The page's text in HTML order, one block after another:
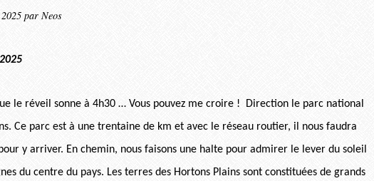
par Neos
le réveil sonne à 4h30 … Vous pouvez me croire ! Direction le parc national
Ce parc est à une trentaine de km et avec le réseau routier, il nous faudra
y arriver. En chemin, nous faisons une halte pour admirer le lever du soleil
du centre du pays. Les terres des Hortons Plains sont constituées de grands